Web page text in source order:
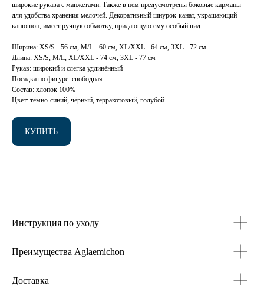
широкие рукава с манжетами. Также в нем предусмотрены боковые карманы
для удобства хранения мелочей. Декоративный шнурок-канат, украшающий
капюшон, имеет ручную обмотку, придающую ему особый вид.
Ширина: XS/S - 56 см, M/L - 60 см, XL/XXL - 64 см, 3XL - 72 см
Длина: XS/S, M/L, XL/XXL - 74 см, 3XL - 77 см
Рукав: широкий и слегка удлинённый
Посадка по фигуре: свободная
Состав: хлопок 100%
Цвет: тёмно-синий, чёрный, терракотовый, голубой
КУПИТЬ
Инструкция по уходу
Преимущества Aglaemichon
Доставка